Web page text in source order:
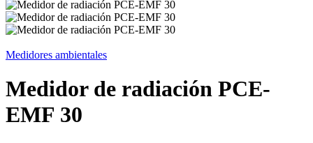
Medidores ambientales
Medidor de radiación PCE-
EMF 30